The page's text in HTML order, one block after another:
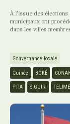
À l'issue des élections
municipaux ont
dans les villes
Gouvernance locale
Guinée BOKÉ
PITA SIGUIRI